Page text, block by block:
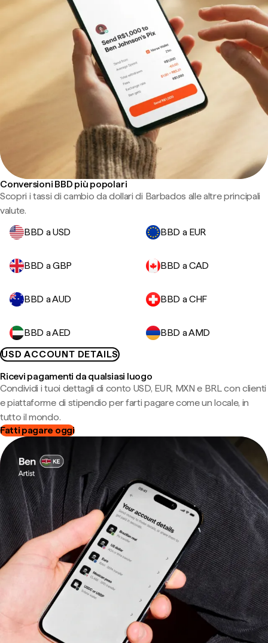
Conversioni BBD più popolari
Scopri i tassi di cambio da dollari di Barbados alle altre principali
valute.
BBD a USD
BBD a EUR
BBD a GBP BBD a CAD
BBD a AUD BBD a CHF
BBD a AED
BBD a AMD
USD ACCOUNT DETAILS
Ricevi pagamenti da qualsiasi luogo
Condividi i tuoi dettagli di conto USD, EUR, MXN e BRL con clienti
e piattaforme di stipendio per farti pagare come un locale, in
tutto il mondo.
Fatti pagare oggi